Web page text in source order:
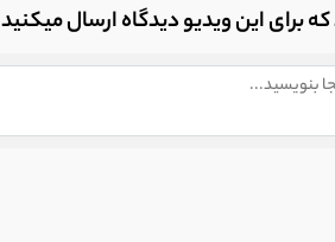
برای این ویدیو دیدگاه ارسال میکنید